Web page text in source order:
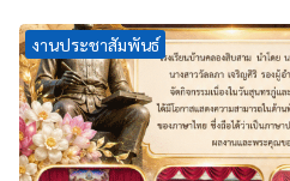
งานประชาสัมพันธ์